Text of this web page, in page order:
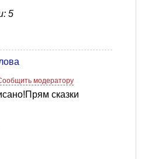
5
модератору
сказки